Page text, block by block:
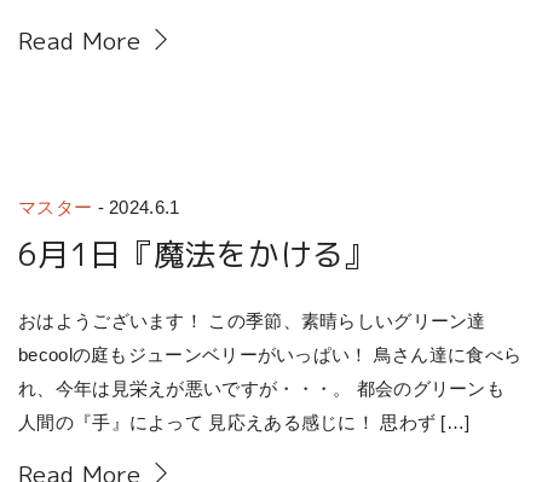
Read More
マスター - 2024.6.1
6月1日『魔法をかける』
おはようございます！ この季節、素晴らしいグリーン達
becoolの庭もジューンベリーがいっぱい！ 鳥さん達に食べら
れ、今年は見栄えが悪いですが・・・。 都会のグリーンも
人間の『手』によって 見応えある感じに！ 思わず […]
Read More